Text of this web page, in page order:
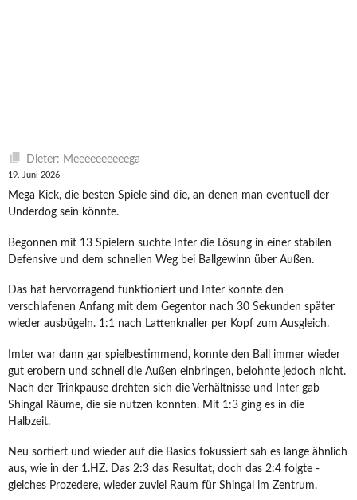
Dieter: Meeeeeeeeeega
19. Juni 2026
Mega Kick, die besten Spiele sind die, an denen man eventuell der
Underdog sein könnte.
Begonnen mit 13 Spielern suchte Inter die Lösung in einer stabilen
Defensive und dem schnellen Weg bei Ballgewinn über Außen.
Das hat hervorragend funktioniert und Inter konnte den
verschlafenen Anfang mit dem Gegentor nach 30 Sekunden später
wieder ausbügeln. 1:1 nach Lattenknaller per Kopf zum Ausgleich.
Imter war dann gar spielbestimmend, konnte den Ball immer wieder
gut erobern und schnell die Außen einbringen, belohnte jedoch nicht.
Nach der Trinkpause drehten sich die Verhältnisse und Inter gab
Shingal Räume, die sie nutzen konnten. Mit 1:3 ging es in die
Halbzeit.
Neu sortiert und wieder auf die Basics fokussiert sah es lange ähnlich
aus, wie in der 1.HZ. Das 2:3 das Resultat, doch das 2:4 folgte -
gleiches Prozedere, wieder zuviel Raum für Shingal im Zentrum.